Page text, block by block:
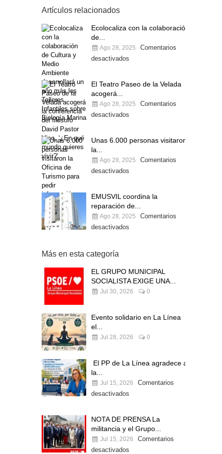
Artículos relacionados
Ecolocaliza con la colaboración
de...
Ago 28, 2025
Comentarios
desactivados
El Teatro Paseo de la Velada
acogerá...
Ago 28, 2025
Comentarios
desactivados
Unas 6.000 personas visitaron
la...
Ago 28, 2025
Comentarios
desactivados
EMUSVIL coordina la
reparación de...
Ago 28, 2025
Comentarios
desactivados
Más en esta categoría
EL GRUPO MUNICIPAL
SOCIALISTA EXIGE UNA...
Jul 30, 2026 0
Evento solidario en La Línea
el...
Jul 28, 2026 0
El PP de La Línea agradece a
la...
Jul 15, 2026
Comentarios
desactivados
NOTA DE PRENSA La
militancia y el Grupo...
Jul 15, 2026
Comentarios
desactivados